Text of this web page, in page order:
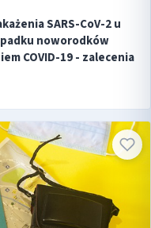
SARS-CoV-2 u
noworodków
COVID-19 - zalecenia